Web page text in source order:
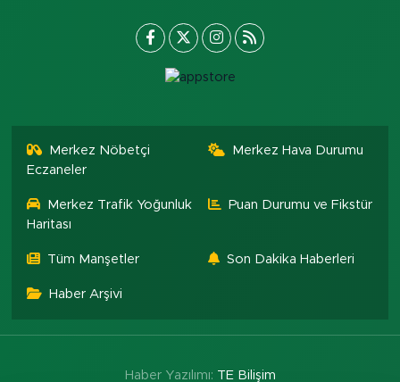
Merkez Nöbetçi
Eczaneler
Merkez Hava Durumu
Merkez Trafik Yoğunluk
Haritası
Puan Durumu ve Fikstür
Tüm Manşetler Son Dakika Haberleri
Haber Arşivi
Haber Yazılımı: TE Bilişim